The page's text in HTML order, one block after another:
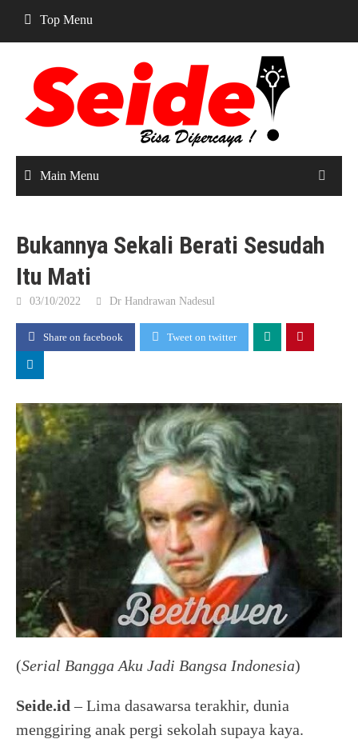
content
Top Menu
Main Menu
Bukannya Sekali Berati Sesudah
Itu Mati
03/10/2022 Dr Handrawan Nadesul
Share on facebook Tweet on twitter
(Serial Bangga Aku Jadi Bangsa Indonesia)
Seide.id – Lima dasawarsa terakhir, dunia
menggiring anak pergi sekolah supaya kaya.